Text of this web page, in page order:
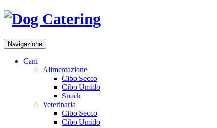
Navigazione
Cani
Alimentazione
Cibo Secco
Cibo Umido
Snack
Veterinaria
Cibo Secco
Cibo Umido